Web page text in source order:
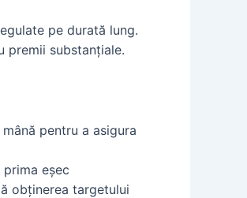
pe durată lung.
premii substanțiale.
pentru a asigura
eșec
obținerea targetului